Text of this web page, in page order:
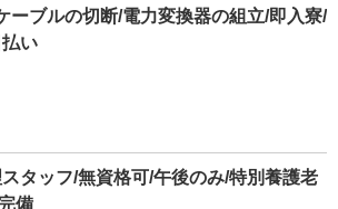
ーブルの切断/電力変換器の組立/即入寮/
い
スタッフ/無資格可/午後のみ/特別養護老
備